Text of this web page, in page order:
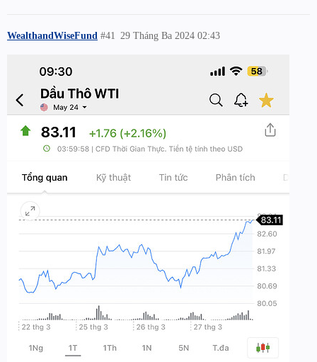
WealthandWiseFund 29 Tháng Ba 2024 02:43
#41